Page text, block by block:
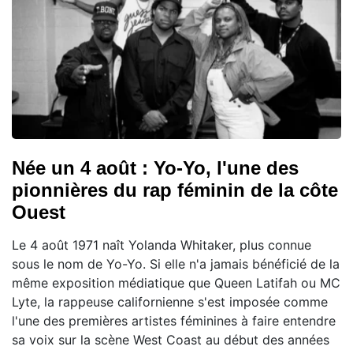
Née un 4 août : Yo-Yo, l'une des
pionnières du rap féminin de la côte
Ouest
Le 4 août 1971 naît Yolanda Whitaker, plus connue
sous le nom de Yo-Yo. Si elle n'a jamais bénéficié de la
même exposition médiatique que Queen Latifah ou MC
Lyte, la rappeuse californienne s'est imposée comme
l'une des premières artistes féminines à faire entendre
sa voix sur la scène West Coast au début des années